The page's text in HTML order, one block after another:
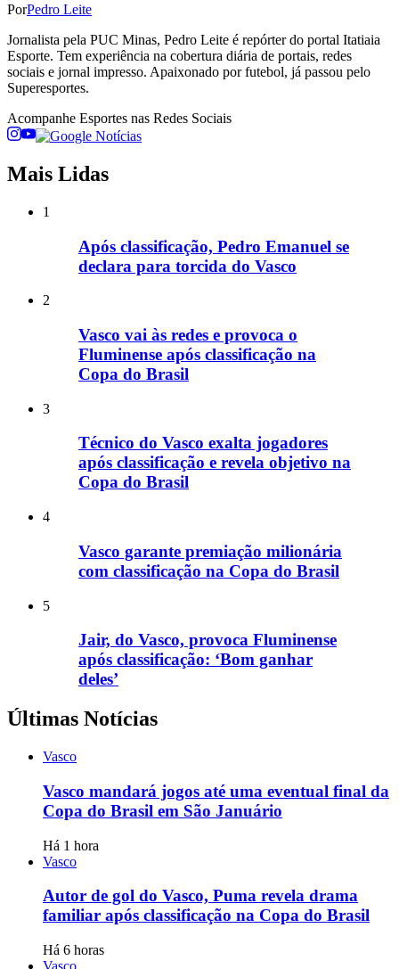
PorPedro Leite
Jornalista pela PUC Minas, Pedro Leite é repórter do portal Itatiaia
Esporte. Tem experiência na cobertura diária de portais, redes
sociais e jornal impresso. Apaixonado por futebol, já passou pelo
Superesportes.
Acompanhe Esportes nas Redes Sociais
Mais Lidas
1
Após classificação, Pedro Emanuel se
declara para torcida do Vasco
2
Vasco vai às redes e provoca o
Fluminense após classificação na
Copa do Brasil
3
Técnico do Vasco exalta jogadores
após classificação e revela objetivo na
Copa do Brasil
4
Vasco garante premiação milionária
com classificação na Copa do Brasil
5
Jair, do Vasco, provoca Fluminense
após classificação: ‘Bom ganhar
deles’
Últimas Notícias
Vasco
Vasco mandará jogos até uma eventual final da
Copa do Brasil em São Januário
Há 1 hora
Vasco
Autor de gol do Vasco, Puma revela drama
familiar após classificação na Copa do Brasil
Há 6 horas
Vasco